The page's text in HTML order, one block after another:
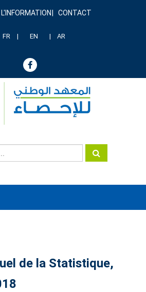
CONTACT
FR EN AR
de la Statistique,